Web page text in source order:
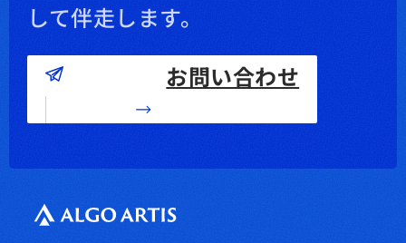
して伴走します。
お問い合わせ